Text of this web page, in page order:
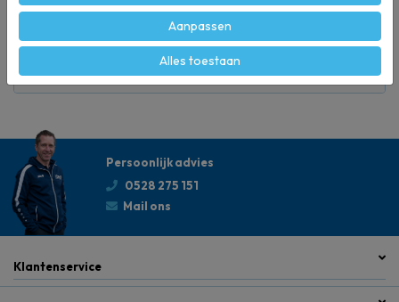
Artikelnummer 5855
Chinees varkenshaar
Persoonlijk advies
0528 275 151
Mail ons
Klantenservice
Aanpassen
Alles toestaan